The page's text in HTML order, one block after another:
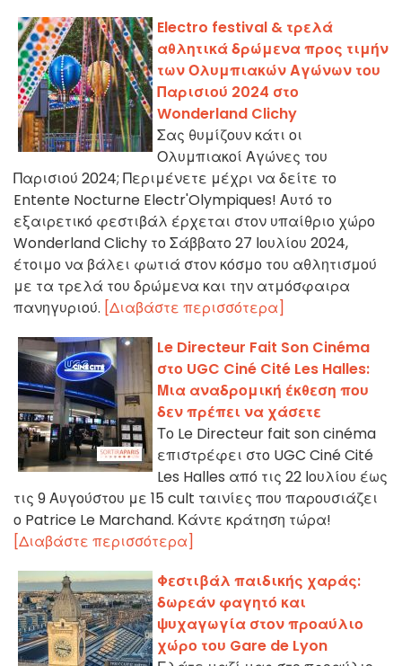
Electro festival & τρελά
αθλητικά δρώμενα προς τιμήν
των Ολυμπιακών Αγώνων του
Παρισιού 2024 στο
Wonderland Clichy
Σας θυμίζουν κάτι οι
Ολυμπιακοί Αγώνες του
Παρισιού 2024; Περιμένετε μέχρι να δείτε το
Entente Nocturne Electr'Olympiques! Αυτό το
εξαιρετικό φεστιβάλ έρχεται στον υπαίθριο χώρο
Wonderland Clichy το Σάββατο 27 Ιουλίου 2024,
έτοιμο να βάλει φωτιά στον κόσμο του αθλητισμού
με τα τρελά του δρώμενα και την ατμόσφαιρα
πανηγυριού. [Διαβάστε περισσότερα]
Le Directeur Fait Son Cinéma
στο UGC Ciné Cité Les Halles:
Μια αναδρομική έκθεση που
δεν πρέπει να χάσετε
Το Le Directeur fait son cinéma
επιστρέφει στο UGC Ciné Cité
Les Halles από τις 22 Ιουλίου έως
τις 9 Αυγούστου με 15 cult ταινίες που παρουσιάζει
ο Patrice Le Marchand. Κάντε κράτηση τώρα!
[Διαβάστε περισσότερα]
Φεστιβάλ παιδικής χαράς:
δωρεάν φαγητό και
ψυχαγωγία στον προαύλιο
χώρο του Gare de Lyon